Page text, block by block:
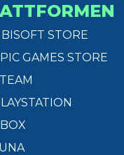
STORE
GAMES STORE